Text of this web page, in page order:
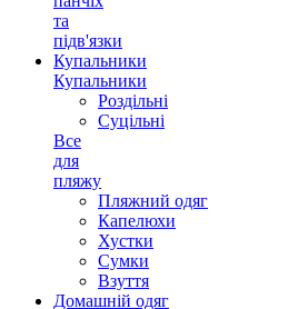
та
підв'язки
Купальники
Купальники
Роздільні
Суцільні
Все
для
пляжу
Пляжний одяг
Капелюхи
Хустки
Сумки
Взуття
Домашній одяг